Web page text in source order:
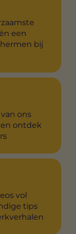
een
bij
ons
ontdek
vol
tips